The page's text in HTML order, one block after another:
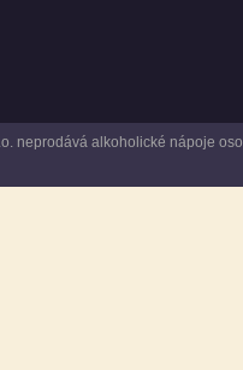
neprodává alkoholické nápoje